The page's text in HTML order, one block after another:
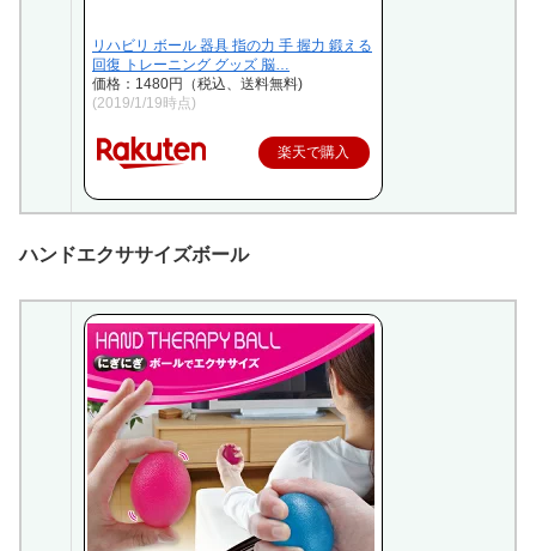
リハビリ ボール 器具 指の力 手 握力 鍛える
回復 トレーニング グッズ 脳…
価格：1480円（税込、送料無料)
(2019/1/19時点)
楽天で購入
ハンドエクササイズボール